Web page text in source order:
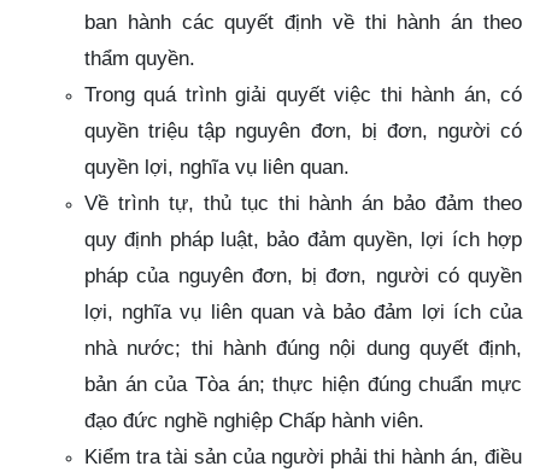
ban hành các quyết định về thi hành án theo
thẩm quyền.
Trong quá trình giải quyết việc thi hành án, có
quyền triệu tập nguyên đơn, bị đơn, người có
quyền lợi, nghĩa vụ liên quan.
Về trình tự, thủ tục thi hành án bảo đảm theo
quy định pháp luật, bảo đảm quyền, lợi ích hợp
pháp của nguyên đơn, bị đơn, người có quyền
lợi, nghĩa vụ liên quan và bảo đảm lợi ích của
nhà nước; thi hành đúng nội dung quyết định,
bản án của Tòa án; thực hiện đúng chuẩn mực
đạo đức nghề nghiệp Chấp hành viên.
Kiểm tra tài sản của người phải thi hành án, điều